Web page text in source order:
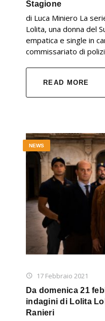
Stagione
di Luca Miniero La
Lolita, una donna del
empatica e single in
commissariato di
READ MORE
17 Febbraio 2021
NEWS
Da domenica 21
indagini di Lolita
Ranieri